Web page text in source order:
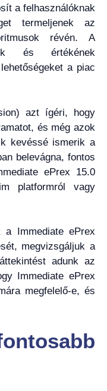
a felhasználóknak
termeljenek az
révén. A
és értékének
a piac
azt ígéri, hogy
és még azok
kevéssé ismerik a
belevágna, fontos
ePrex 15.0
platformról vagy
a Immediate ePrex
megvizsgáljuk a
adunk az
Immediate ePrex
megfelelő-e, és